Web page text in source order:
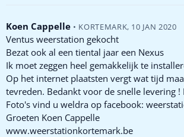
Koen Cappelle • KORTEMARK, 10 JAN 2020
Ventus weerstation gekocht
Bezat ook al een tiental jaar een Nexus
Ik moet zeggen heel gemakkelijk te
Op het internet plaatsten vergt wat tijd
tevreden. Bedankt voor de snelle levering !
Foto's vind u weldra op facebook:
Groeten Koen Cappelle
www.weerstationkortemark.be